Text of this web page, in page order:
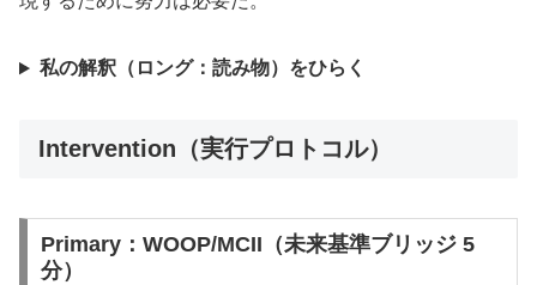
私の解釈（ロング：読み物）をひらく
Intervention（実行プロトコル）
Primary：WOOP/MCII（未来基準ブリッジ 5
分）